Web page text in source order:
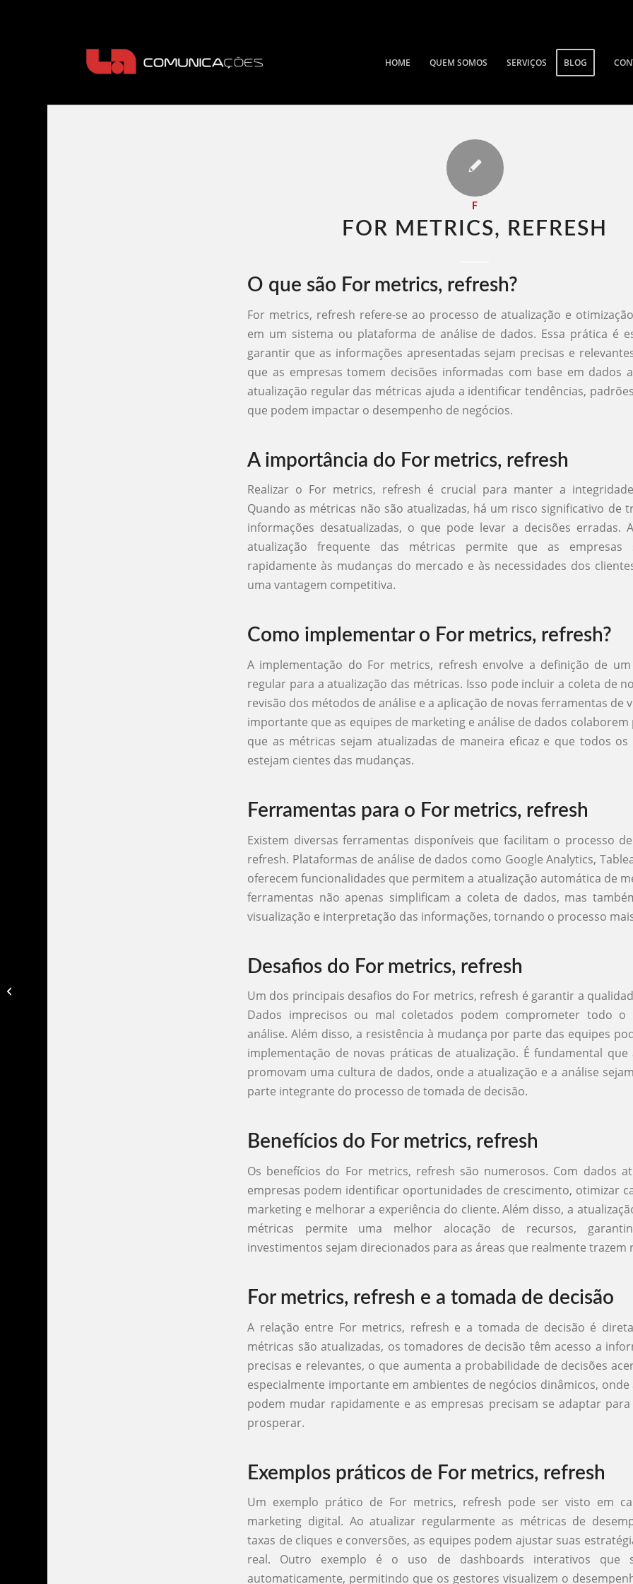
HOME QUEM SOMOS SERVIÇOS BLOG
F
FOR METRICS, REFRESH
O que são For metrics, refresh?
For metrics, refresh refere-se ao processo de atualização e
em um sistema ou plataforma de análise de dados. Essa prática é
garantir que as informações apresentadas sejam precisas e
que as empresas tomem decisões informadas com base em dados
atualização regular das métricas ajuda a identificar tendências,
que podem impactar o desempenho de negócios.
A importância do For metrics, refresh
Realizar o For metrics, refresh é crucial para manter a
Quando as métricas não são atualizadas, há um risco significativo de
informações desatualizadas, o que pode levar a decisões erradas.
atualização frequente das métricas permite que as empresas
rapidamente às mudanças do mercado e às necessidades dos
uma vantagem competitiva.
Como implementar o For metrics, refresh?
A implementação do For metrics, refresh envolve a definição de
regular para a atualização das métricas. Isso pode incluir a coleta de
revisão dos métodos de análise e a aplicação de novas ferramentas de
importante que as equipes de marketing e análise de dados
que as métricas sejam atualizadas de maneira eficaz e que todos os
estejam cientes das mudanças.
Ferramentas para o For metrics, refresh
Existem diversas ferramentas disponíveis que facilitam o processo
refresh. Plataformas de análise de dados como Google Analytics,
oferecem funcionalidades que permitem a atualização automática de
ferramentas não apenas simplificam a coleta de dados, mas
visualização e interpretação das informações, tornando o processo
Desafios do For metrics, refresh
Um dos principais desafios do For metrics, refresh é garantir a
Dados imprecisos ou mal coletados podem comprometer todo o
análise. Além disso, a resistência à mudança por parte das equipes
implementação de novas práticas de atualização. É fundamental que
promovam uma cultura de dados, onde a atualização e a análise
parte integrante do processo de tomada de decisão.
Benefícios do For metrics, refresh
Os benefícios do For metrics, refresh são numerosos. Com dados
empresas podem identificar oportunidades de crescimento, otimizar
marketing e melhorar a experiência do cliente. Além disso, a
métricas permite uma melhor alocação de recursos,
investimentos sejam direcionados para as áreas que realmente trazem
For metrics, refresh e a tomada de decisão
A relação entre For metrics, refresh e a tomada de decisão é
métricas são atualizadas, os tomadores de decisão têm acesso a
precisas e relevantes, o que aumenta a probabilidade de decisões
especialmente importante em ambientes de negócios dinâmicos, onde
podem mudar rapidamente e as empresas precisam se adaptar
prosperar.
Exemplos práticos de For metrics, refresh
Um exemplo prático de For metrics, refresh pode ser visto em
marketing digital. Ao atualizar regularmente as métricas de
taxas de cliques e conversões, as equipes podem ajustar suas
real. Outro exemplo é o uso de dashboards interativos que
automaticamente, permitindo que os gestores visualizem o